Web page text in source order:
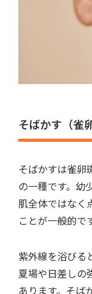
そばかす（雀
そばかすは雀卵
の一種です。幼
肌全体ではなく
ことが一般的で
紫外線を浴びる
夏場や日差しの
あります。そば